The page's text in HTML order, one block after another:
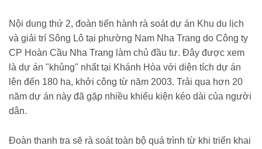
Nội dung thứ 2, đoàn tiến hành rà soát dự án Khu du lịch
và giải trí Sông Lô tại phường Nam Nha Trang do Công ty
CP Hoàn Cầu Nha Trang làm chủ đầu tư. Đây được xem
là dự án "khủng" nhất tại Khánh Hòa với diện tích dự án
lên đến 180 ha, khởi công từ năm 2003. Trải qua hơn 20
năm dự án này đã gặp nhiều khiếu kiện kéo dài của người
dân.
Đoàn thanh tra sẽ rà soát toàn bộ quá trình từ khi triển khai